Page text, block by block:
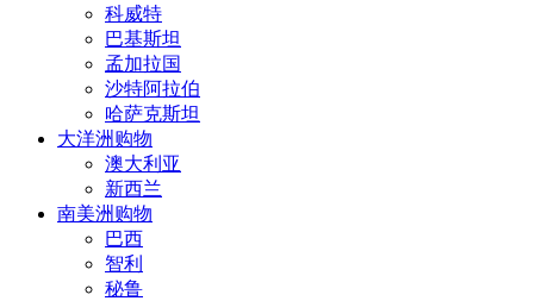
科威特
巴基斯坦
孟加拉国
沙特阿拉伯
哈萨克斯坦
大洋洲购物
澳大利亚
新西兰
南美洲购物
巴西
智利
秘鲁